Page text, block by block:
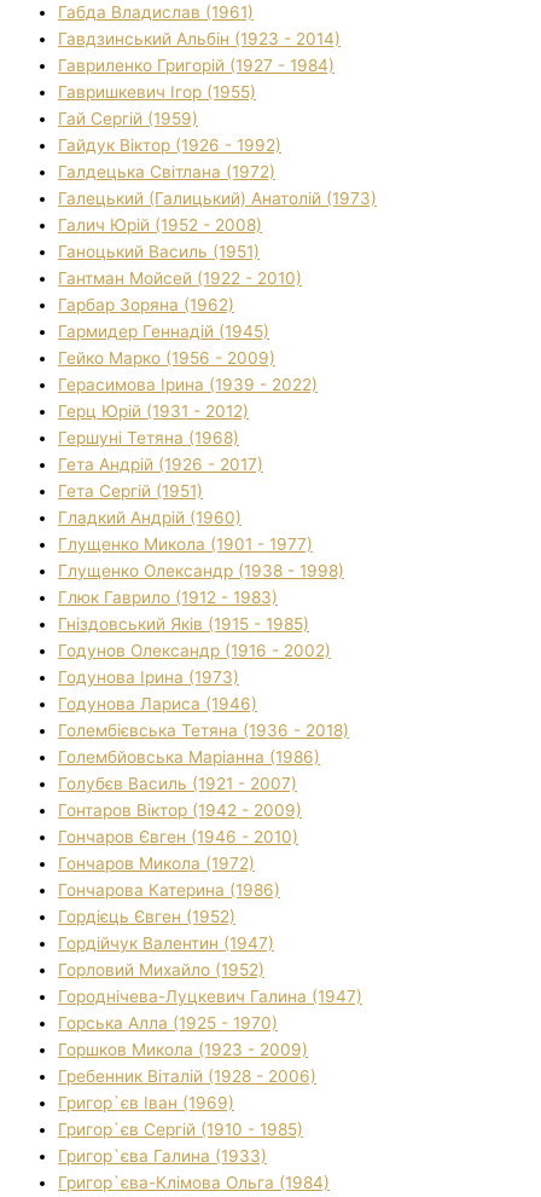
Габда Владислав (1961)
Гавдзинський Альбін (1923 - 2014)
Гавриленко Григорій (1927 - 1984)
Гавришкевич Ігор (1955)
Гай Сергій (1959)
Гайдук Віктор (1926 - 1992)
Галдецька Світлана (1972)
Галецький (Галицький) Анатолій (1973)
Галич Юрій (1952 - 2008)
Ганоцький Василь (1951)
Гантман Мойсей (1922 - 2010)
Гарбар Зоряна (1962)
Гармидер Геннадій (1945)
Гейко Марко (1956 - 2009)
Герасимова Ірина (1939 - 2022)
Герц Юрій (1931 - 2012)
Гершуні Тетяна (1968)
Гета Андрій (1926 - 2017)
Гета Сергій (1951)
Гладкий Андрій (1960)
Глущенко Микола (1901 - 1977)
Глущенко Олександр (1938 - 1998)
Глюк Гаврило (1912 - 1983)
Гніздовський Яків (1915 - 1985)
Годунов Олександр (1916 - 2002)
Годунова Ірина (1973)
Годунова Лариса (1946)
Голембієвська Тетяна (1936 - 2018)
Голембйовська Маріанна (1986)
Голубєв Василь (1921 - 2007)
Гонтаров Віктор (1942 - 2009)
Гончаров Євген (1946 - 2010)
Гончаров Микола (1972)
Гончарова Катерина (1986)
Гордієць Євген (1952)
Гордійчук Валентин (1947)
Горловий Михайло (1952)
Городнічева-Луцкевич Галина (1947)
Горська Алла (1925 - 1970)
Горшков Микола (1923 - 2009)
Гребенник Віталій (1928 - 2006)
Григор`єв Іван (1969)
Григор`єв Сергій (1910 - 1985)
Григор`єва Галина (1933)
Григор`єва-Клімова Ольга (1984)